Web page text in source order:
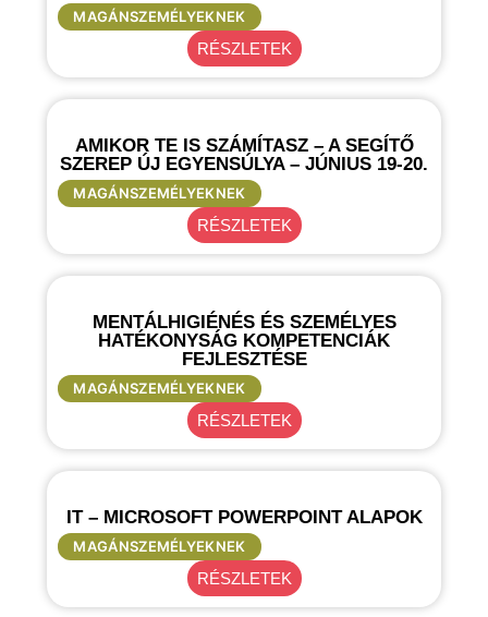
MAGÁNSZEMÉLYEKNEK
RÉSZLETEK
AMIKOR TE IS SZÁMÍTASZ – A SEGÍTŐ
SZEREP ÚJ EGYENSÚLYA – JÚNIUS 19-20.
MAGÁNSZEMÉLYEKNEK
RÉSZLETEK
MENTÁLHIGIÉNÉS ÉS SZEMÉLYES
HATÉKONYSÁG KOMPETENCIÁK
FEJLESZTÉSE
MAGÁNSZEMÉLYEKNEK
RÉSZLETEK
IT – MICROSOFT POWERPOINT ALAPOK
MAGÁNSZEMÉLYEKNEK
RÉSZLETEK